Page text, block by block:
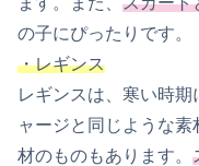
の子にぴったりです。
・レギンス
レギンスは、寒い時
ャージと同じような
材のものもあります。